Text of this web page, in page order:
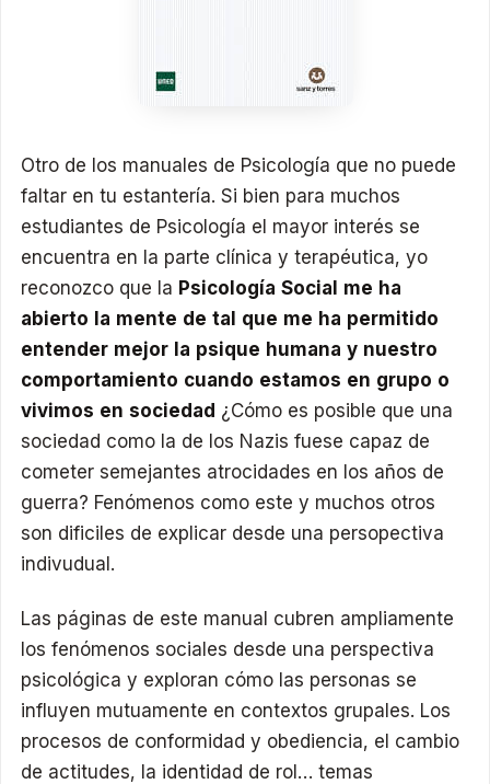
Otro de los manuales de Psicología que no puede
faltar en tu estantería. Si bien para muchos
estudiantes de Psicología el mayor interés se
encuentra en la parte clínica y terapéutica, yo
reconozco que la Psicología Social me ha
abierto la mente de tal que me ha permitido
entender mejor la psique humana y nuestro
comportamiento cuando estamos en grupo o
vivimos en sociedad ¿Cómo es posible que una
sociedad como la de los Nazis fuese capaz de
cometer semejantes atrocidades en los años de
guerra? Fenómenos como este y muchos otros
son dificiles de explicar desde una persopectiva
indivudual.
Las páginas de este manual cubren ampliamente
los fenómenos sociales desde una perspectiva
psicológica y exploran cómo las personas se
influyen mutuamente en contextos grupales. Los
procesos de conformidad y obediencia, el cambio
de actitudes, la identidad de rol… temas